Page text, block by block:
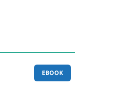
EBOOK